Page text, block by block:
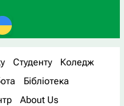
Студенту
Коледж
Бібліотека
About Us